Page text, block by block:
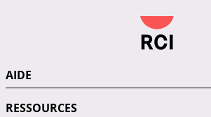
AIDE
RESSOURCES